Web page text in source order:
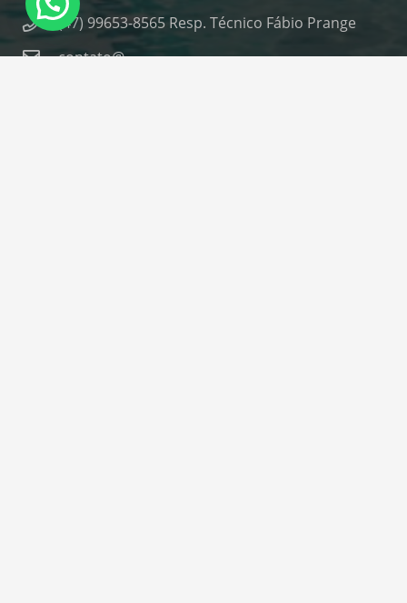
(47) 99653-8565 Resp. Técnico Fábio Prange
contato@